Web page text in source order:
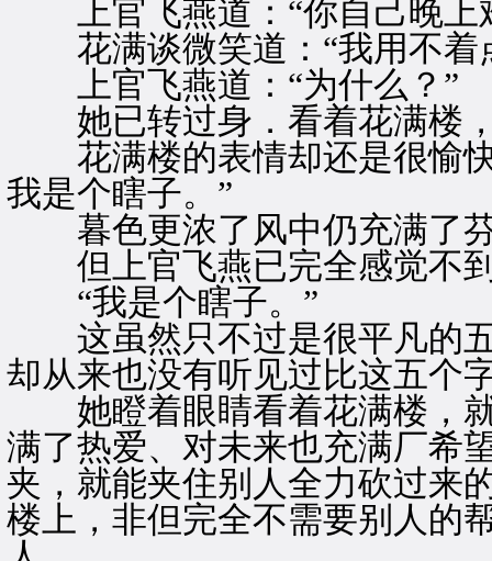
上官飞燕道：“你自己晚上
花满谈微笑道：“我用不着
上官飞燕道：“为什么？”
她已转过身．看着花满楼，
花满楼的表情却还是很愉快
我是个瞎子。”
暮色更浓了风中仍充满了
但上官飞燕已完全感觉不
“我是个瞎子。”
这虽然只不过是很平凡的五
却从来也没有听见过比这五个
她瞪着眼睛看着花满楼，就
满了热爱、对未来也充满厂希
夹，就能夹住别人全力砍过来
楼上，非但完全不需要别人的